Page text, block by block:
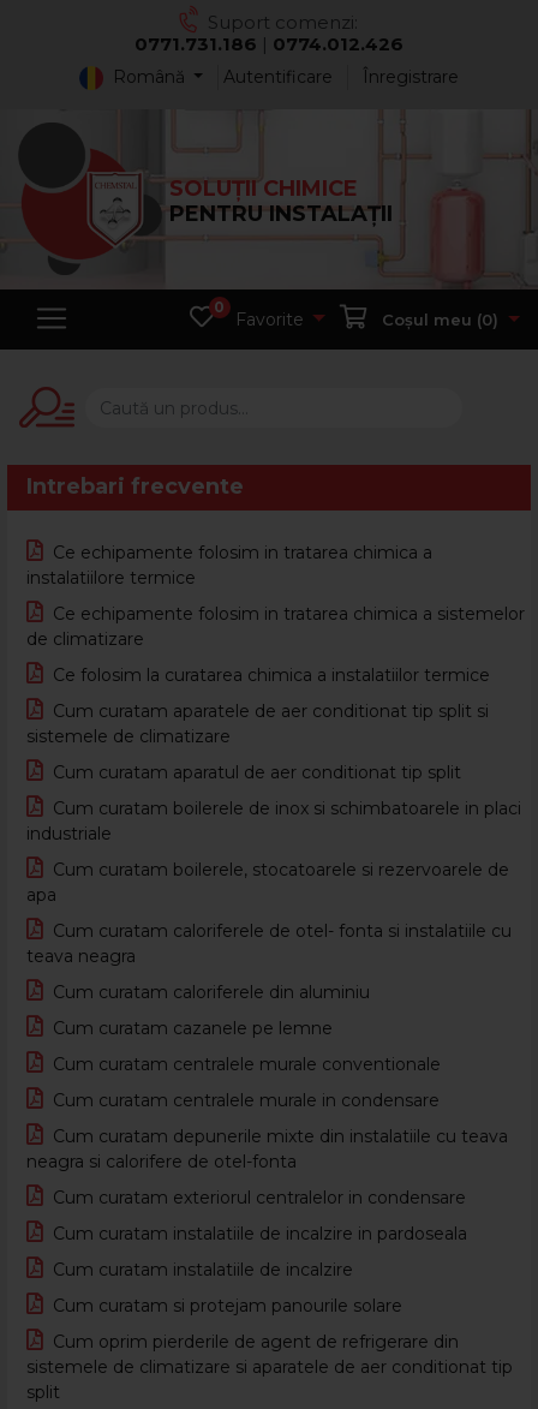
Suport comenzi:
0771.731.186 | 0774.012.426
Română Autentificare Înregistrare
SOLUȚII CHIMICE
PENTRU INSTALAȚII
0
Favorite Coșul meu (0)
Intrebari frecvente
Ce echipamente folosim in tratarea chimica a
instalatiilore termice
Ce echipamente folosim in tratarea chimica a sistemelor
de climatizare
Ce folosim la curatarea chimica a instalatiilor termice
Cum curatam aparatele de aer conditionat tip split si
sistemele de climatizare
Cum curatam aparatul de aer conditionat tip split
Cum curatam boilerele de inox si schimbatoarele in placi
industriale
Cum curatam boilerele, stocatoarele si rezervoarele de
apa
Cum curatam caloriferele de otel- fonta si instalatiile cu
teava neagra
Cum curatam caloriferele din aluminiu
Cum curatam cazanele pe lemne
Cum curatam centralele murale conventionale
Cum curatam centralele murale in condensare
Cum curatam depunerile mixte din instalatiile cu teava
neagra si calorifere de otel-fonta
Cum curatam exteriorul centralelor in condensare
Cum curatam instalatiile de incalzire in pardoseala
Cum curatam instalatiile de incalzire
Cum curatam si protejam panourile solare
Cum oprim pierderile de agent de refrigerare din
sistemele de climatizare si aparatele de aer conditionat tip
split